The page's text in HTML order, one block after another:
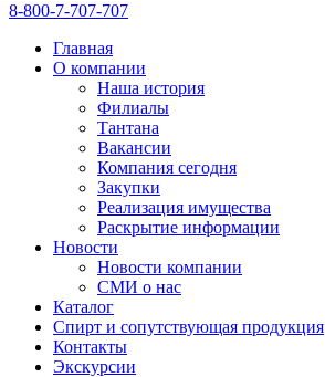
8-800-7-707-707
Главная
О компании
Наша история
Филиалы
Тантана
Вакансии
Компания сегодня
Закупки
Реализация имущества
Раскрытие информации
Новости
Новости компании
СМИ о нас
Каталог
Спирт и сопутствующая продукция
Контакты
Экскурсии